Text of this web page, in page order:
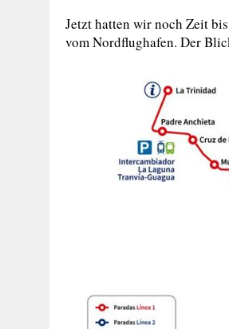
Jetzt hatten wir noch Zeit
vom Nordflughafen. Der